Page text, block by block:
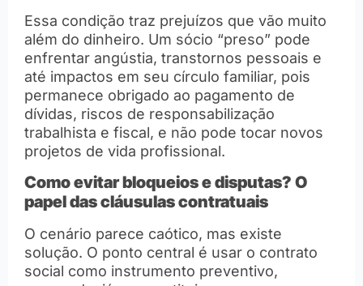
Essa condição traz prejuízos que vão muito
além do dinheiro. Um sócio “preso” pode
enfrentar angústia, transtornos pessoais e
até impactos em seu círculo familiar, pois
permanece obrigado ao pagamento de
dívidas, riscos de responsabilização
trabalhista e fiscal, e não pode tocar novos
projetos de vida profissional.
Como evitar bloqueios e disputas? O
papel das cláusulas contratuais
O cenário parece caótico, mas existe
solução. O ponto central é usar o contrato
social como instrumento preventivo,